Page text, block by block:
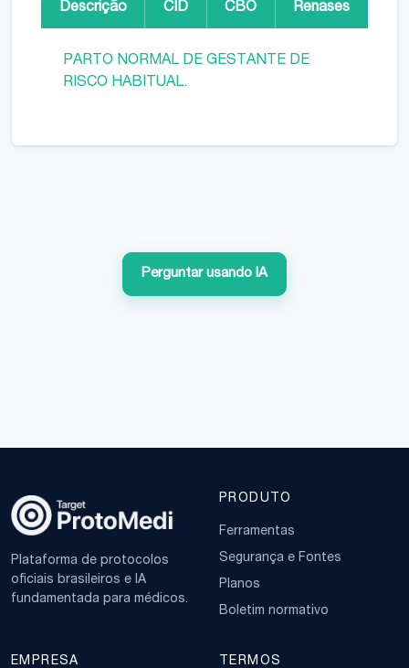
Descrição CID CBO Renases
PARTO NORMAL DE GESTANTE DE
RISCO HABITUAL.
Perguntar usando IA
Plataforma de protocolos
oficiais brasileiros e IA
fundamentada para médicos.
PRODUTO
Ferramentas
Segurança e Fontes
Planos
Boletim normativo
EMPRESA TERMOS